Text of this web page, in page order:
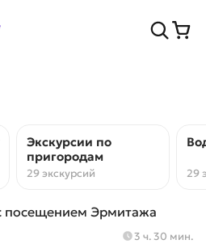
Экскурсии по
пригородам
29 экскурсий 29
3 ч. 30 мин.